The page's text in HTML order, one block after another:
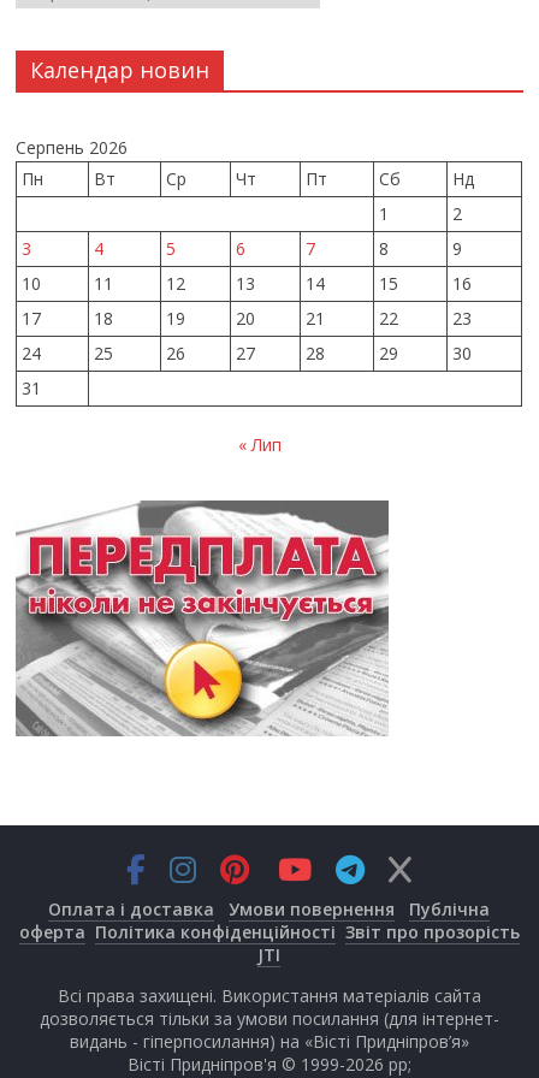
Календар новин
Серпень 2026
Пн
Вт Ср Чт Пт Сб
Нд
1
2
3
4 5 6 7 8
9
10
11 12 13 14 15
16
17
18 19 20 21 22
23
24
25 26 27 28 29
30
31
« Лип
Оплата і доставка Умови повернення
Публічна
оферта Політика конфіденційності Звіт про прозорість
JTI
Всі права захищені. Використання матеріалів сайта
дозволяється тільки за умови посилання (для інтернет-
видань - гіперпосилання) на «Вісті Придніпров’я»
Вісті Придніпров'я © 1999-2026 рр;